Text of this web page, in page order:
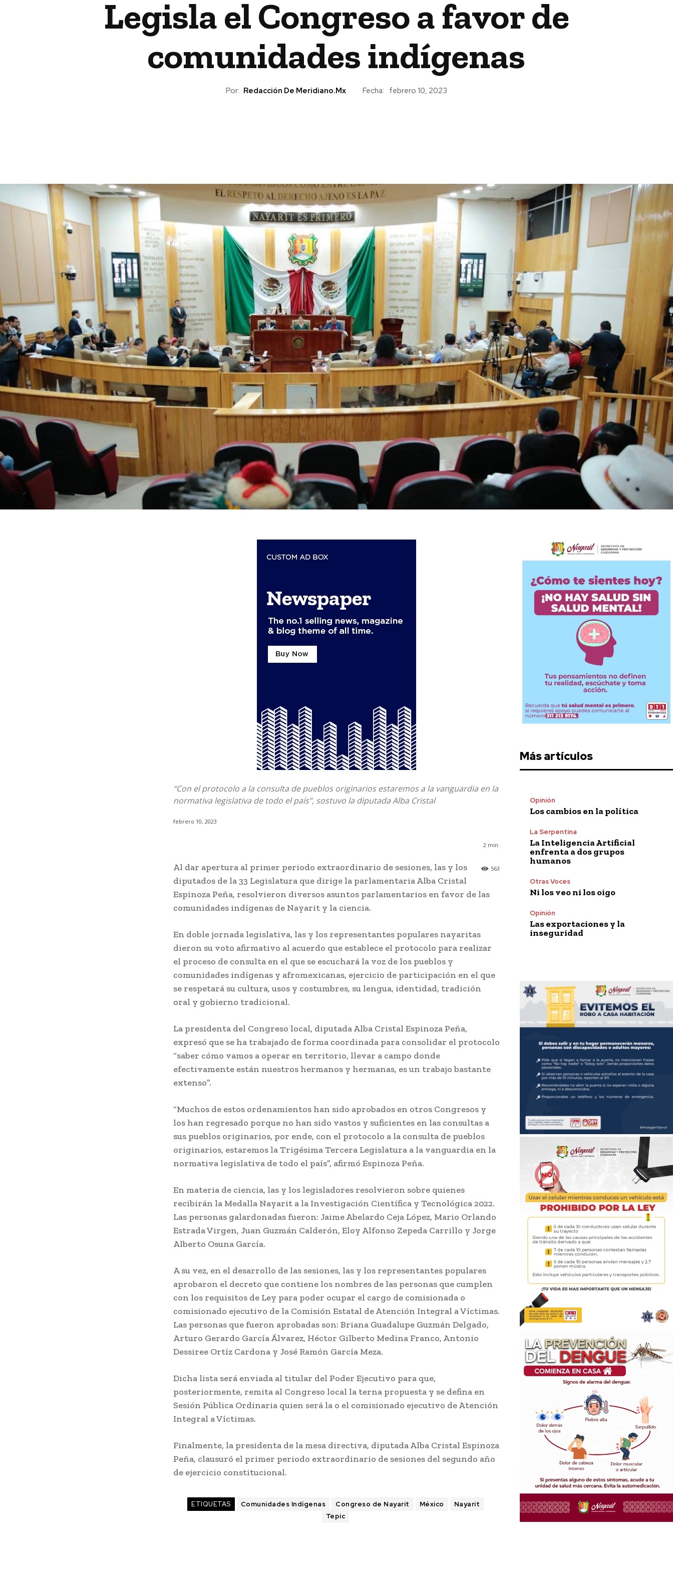
Legisla el Congreso a favor de
comunidades indígenas
Por: Redacción De Meridiano.mx Fecha: febrero 10, 2023
“Con el protocolo a la consulta de pueblos originarios estaremos a la vanguardia en la
normativa legislativa de todo el país”, sostuvo la diputada Alba Cristal
febrero 10, 2023
2 min.
563
Al dar apertura al primer periodo extraordinario de sesiones, las y los
diputados de la 33 Legislatura que dirige la parlamentaria Alba Cristal
Espinoza Peña, resolvieron diversos asuntos parlamentarios en favor de las
comunidades indígenas de Nayarit y la ciencia.
En doble jornada legislativa, las y los representantes populares nayaritas
dieron su voto afirmativo al acuerdo que establece el protocolo para realizar
el proceso de consulta en el que se escuchará la voz de los pueblos y
comunidades indígenas y afromexicanas, ejercicio de participación en el que
se respetará su cultura, usos y costumbres, su lengua, identidad, tradición
oral y gobierno tradicional.
La presidenta del Congreso local, diputada Alba Cristal Espinoza Peña,
expresó que se ha trabajado de forma coordinada para consolidar el protocolo
“saber cómo vamos a operar en territorio, llevar a campo donde
efectivamente están nuestros hermanos y hermanas, es un trabajo bastante
extenso”.
“Muchos de estos ordenamientos han sido aprobados en otros Congresos y
los han regresado porque no han sido vastos y suficientes en las consultas a
sus pueblos originarios, por ende, con el protocolo a la consulta de pueblos
originarios, estaremos la Trigésima Tercera Legislatura a la vanguardia en la
normativa legislativa de todo el país”, afirmó Espinoza Peña.
En materia de ciencia, las y los legisladores resolvieron sobre quienes
recibirán la Medalla Nayarit a la Investigación Científica y Tecnológica 2022.
Las personas galardonadas fueron: Jaime Abelardo Ceja López, Mario Orlando
Estrada Virgen, Juan Guzmán Calderón, Eloy Alfonso Zepeda Carrillo y Jorge
Alberto Osuna García.
A su vez, en el desarrollo de las sesiones, las y los representantes populares
aprobaron el decreto que contiene los nombres de las personas que cumplen
con los requisitos de Ley para poder ocupar el cargo de comisionada o
comisionado ejecutivo de la Comisión Estatal de Atención Integral a Víctimas.
Las personas que fueron aprobadas son: Briana Guadalupe Guzmán Delgado,
Arturo Gerardo García Álvarez, Héctor Gilberto Medina Franco, Antonio
Dessiree Ortíz Cardona y José Ramón García Meza.
Dicha lista será enviada al titular del Poder Ejecutivo para que,
posteriormente, remita al Congreso local la terna propuesta y se defina en
Sesión Pública Ordinaria quien será la o el comisionado ejecutivo de Atención
Integral a Víctimas.
Finalmente, la presidenta de la mesa directiva, diputada Alba Cristal Espinoza
Peña, clausuró el primer periodo extraordinario de sesiones del segundo año
de ejercicio constitucional.
ETIQUETAS Comunidades Indígenas Congreso de Nayarit México
Nayarit
Tepic
Más artículos
Opinión
Los cambios en la política
La Serpentina
La Inteligencia Artificial
enfrenta a dos grupos
humanos
Otras Voces
Ni los veo ni los oigo
Opinión
Las exportaciones y la
inseguridad